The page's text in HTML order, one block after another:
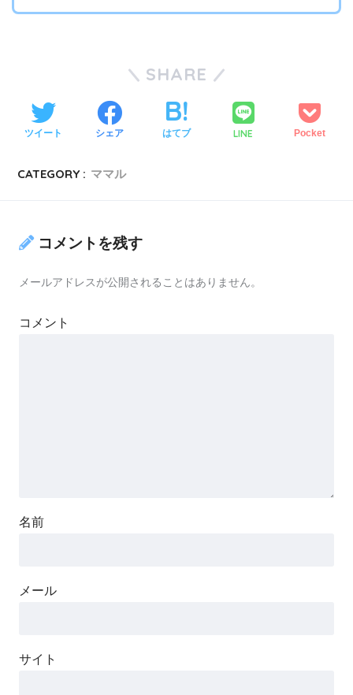
SHARE
ツイート シェア はてブ LINE Pocket
CATEGORY : ママル
コメントを残す
メールアドレスが公開されることはありません。
コメント
名前
メール
サイト